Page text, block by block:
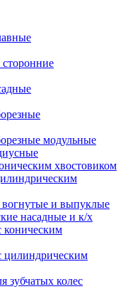
модульные
хвостовиком
и выпуклые
насадные и к/х
зубчатых колес